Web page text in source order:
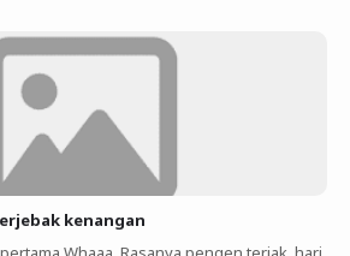
kenangan